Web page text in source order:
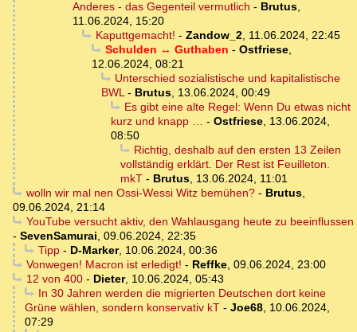
Anderes - das Gegenteil vermutlich - Brutus,
11.06.2024, 15:20
Kaputtgemacht! - Zandow_2, 11.06.2024, 22:45
Schulden ↔ Guthaben - Ostfriese,
12.06.2024, 08:21
Unterschied sozialistische und kapitalistische
BWL- Brutus, 13.06.2024, 00:49
Es gibt eine alte Regel: Wenn Du etwas nicht
kurz und knapp … - Ostfriese, 13.06.2024,
08:50
Richtig, deshalb auf den ersten 13 Zeilen
vollständig erklärt. Der Rest ist Feuilleton.
mkT - Brutus, 13.06.2024, 11:01
wolln wir mal nen Ossi-Wessi Witz bemühen?- Brutus,
09.06.2024, 21:14
YouTube versucht aktiv, den Wahlausgang heute zu beeinflussen
- SevenSamurai, 09.06.2024, 22:35
Tipp- D-Marker, 10.06.2024, 00:36
Vonwegen! Macron ist erledigt! - Reffke, 09.06.2024, 23:00
12 von 400- Dieter, 10.06.2024, 05:43
In 30 Jahren werden die migrierten Deutschen dort keine
Grüne wählen, sondern konservativ kT - Joe68, 10.06.2024,
07:29